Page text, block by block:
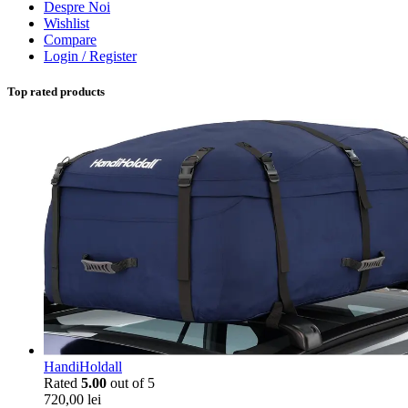
Despre Noi
Wishlist
Compare
Login / Register
Top rated products
HandiHoldall
Rated 5.00 out of 5
720,00 lei